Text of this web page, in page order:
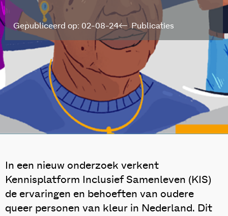
Publicaties
Gepubliceerd op: 02-08-24
In een nieuw onderzoek verkent
Kennisplatform Inclusief Samenleven (KIS)
de ervaringen en behoeften van oudere
queer personen van kleur in Nederland. Dit